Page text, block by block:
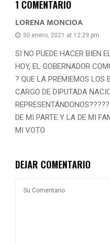
1 COMENTARIO
LORENA MONCIOA
30 enero, 2021 at 12:29 pm
SI NO PUEDE HACER BIEN
HOY, EL GOBERNADOR
? QUE LA PREMIEMOS LOS
CARGO DE DIPUTADA
REPRESENTÁNDONOS?????
DE MI PARTE Y LA DE MI
MI VOTO
DEJAR COMENTARIO